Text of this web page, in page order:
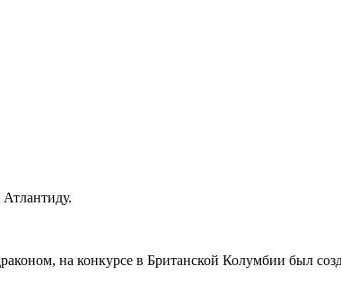
на конкурсе в Британской Колумбии был